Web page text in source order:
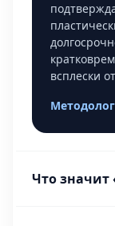
всплески
Что значит